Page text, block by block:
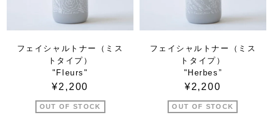
フェイシャルトナー（ミス
トタイプ）
"Fleurs"
¥2,200
OUT OF STOCK
フェイシャルトナー（ミス
トタイプ）
"Herbes”
¥2,200
OUT OF STOCK